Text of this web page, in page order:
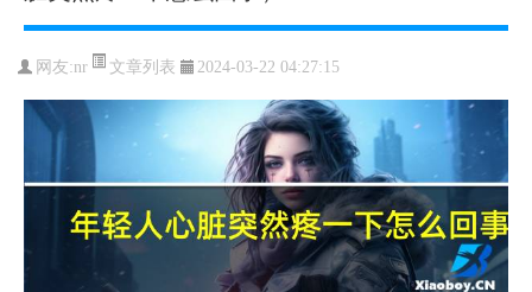
网友:nr 文章列表 2024-03-22 04:27:15